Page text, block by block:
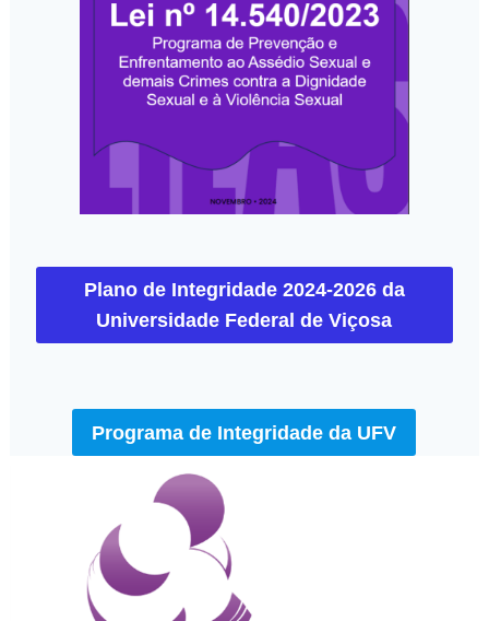
Plano de Integridade 2024-2026 da
Universidade Federal de Viçosa
Programa de Integridade da UFV